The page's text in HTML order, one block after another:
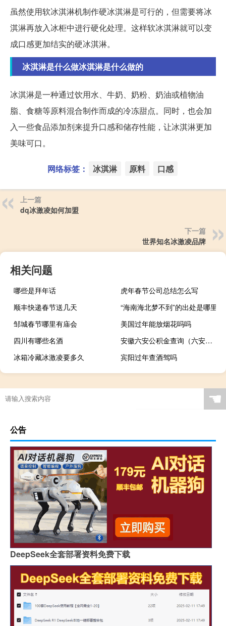
虽然使用软冰淇淋机制作硬冰淇淋是可行的，但需要将冰
淇淋再放入冰柜中进行硬化处理。这样软冰淇淋就可以变
成口感更加结实的硬冰淇淋。
冰淇淋是什么做冰淇淋是什么做的
冰淇淋是一种通过饮用水、牛奶、奶粉、奶油或植物油
脂、食糖等原料混合制作而成的冷冻甜点。同时，也会加
入一些食品添加剂来提升口感和储存性能，让冰淇淋更加
美味可口。
网络标签： 冰淇淋 原料 口感
上一篇
dq冰激凌如何加盟
下一篇
世界知名冰激凌品牌
相关问题
哪些是拜年话
虎年春节公司总结怎么写
顺丰快递春节送几天
“海南海北梦不到”的出处是哪里
邹城春节哪里有庙会
美国过年能放烟花吗吗
四川有哪些名酒
安徽六安公积金查询（六安市公积金查询）
冰箱冷藏冰激凌要多久
宾阳过年查酒驾吗
☚
公告
DeepSeek全套部署资料免费下载